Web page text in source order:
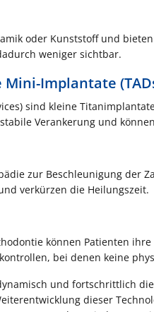
oder Kunststoff und
weniger sichtbar.
Implantate
sind kleine
Verankerung und
zur Beschleunigung der
verkürzen die Heilungszeit.
können Patienten
bei denen keine
und fortschrittlich
dieser